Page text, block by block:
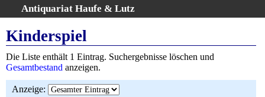
Antiquariat Haufe & Lutz
Home
Gesamtbestand
Kategorien
Kinderspiel
Die Liste enthält 1 Eintrag. Suchergebnisse löschen und
Gesamtbestand anzeigen.
Anzeige: